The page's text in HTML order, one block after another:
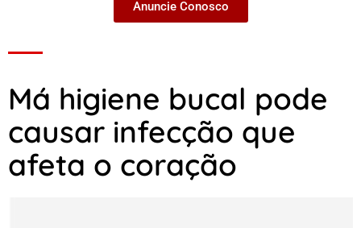
Anuncie Conosco
Má higiene bucal pode
causar infecção que
afeta o coração